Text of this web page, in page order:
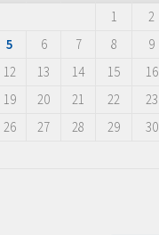
1
2
5 6 7 8
9
12 13 14 15
16
19 20 21 22
23
26 27 28 29
30